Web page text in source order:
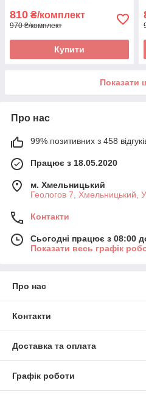
810 ₴/комплект
970 ₴/комплект
Купити
Показати
Про нас
99% позитивних з 458
Працює з 18.05.2020
м. Хмельницький
Геологов 7, Хмельницький,
Контакти
Сьогодні працює з 08:00
Показати весь графік
Про нас
Контакти
Доставка та оплата
Графік роботи